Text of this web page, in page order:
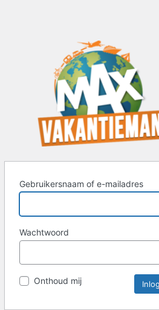
Gebruikersnaam of e-mailadres
Wachtwoord
Onthoud mij